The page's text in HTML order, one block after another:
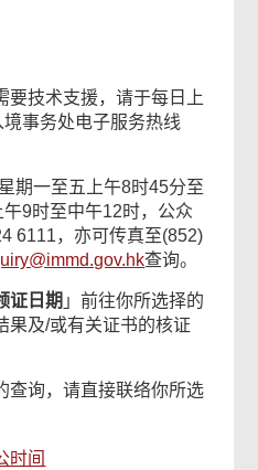
要技术支援，请于每日上
事务处电子服务热线
期一至五上午8时45分至
9时至中午12时，公众
6111，亦可传真至(852)
查询。
证日期 」前往你所选择的
果及/或有关证书的核证
查询，请直接联络你所选
时间